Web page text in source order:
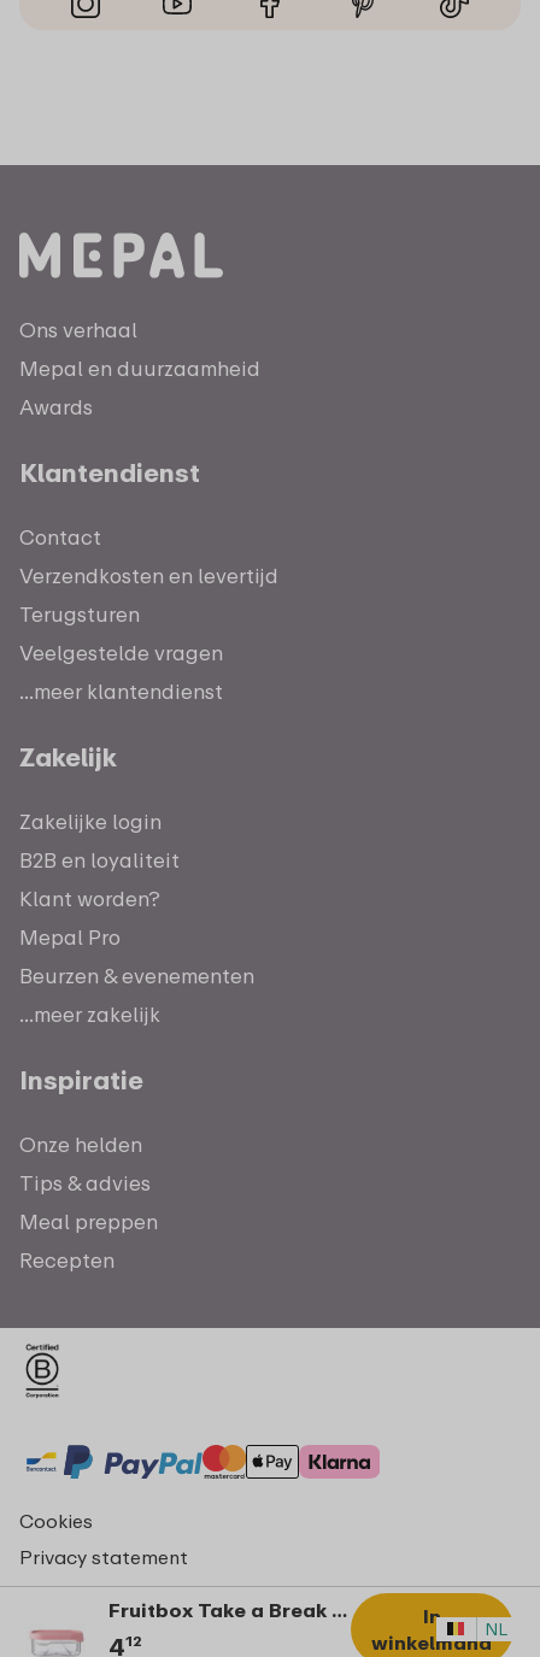
Fruitbox Take a Break - Nordic pink
412
In
winkelmand
Ons verhaal
Mepal en duurzaamheid
Awards
Klantendienst
Contact
Verzendkosten en levertijd
Terugsturen
Veelgestelde vragen
...meer klantendienst
Zakelijk
Zakelijke login
B2B en loyaliteit
Klant worden?
Mepal Pro
Beurzen & evenementen
...meer zakelijk
Inspiratie
Onze helden
Tips & advies
Meal preppen
Recepten
Cookies
Privacy statement
Algemene voorwaarden - consumenten
© Copyright 2026 Mepal
NL